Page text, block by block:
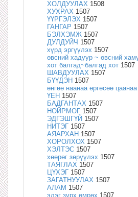
ХОЛДУУЛАХ 1508
ХУХРАХ 1507
ҮҮРГЭЛЭХ 1507
ГАНГАР 1507
БЭЛХЭМЖ 1507
ДУЛДУЙЧ 1507
хүрд эргүүлэх 1507
өвсний хадуур ~ өвсний
хот балгад~балгад хот 1507
ШАВДУУЛАХ 1507
БҮҮДЭН 1507
өнгөө наанаа өргөсөө цаанаа
ҮЕН 1507
БАДГАНТАХ 1507
НОЙРМОГ 1507
ЭДГЭШГҮЙ 1507
НИТЭГ 1507
АЯАРХАН 1507
ХОРОЛХОХ 1507
ХЭЛТЭС 1507
хөөрөг зөрүүлэх 1507
ТАЯГЛАХ 1507
ЦҮХЭГ 1507
ЗАГАТНУУЛАХ 1507
АЛАМ 1507
элэг зүрх өмрөх 1507